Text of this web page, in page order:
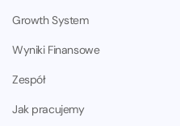
Growth System
Wyniki Finansowe
Zespół
Jak pracujemy